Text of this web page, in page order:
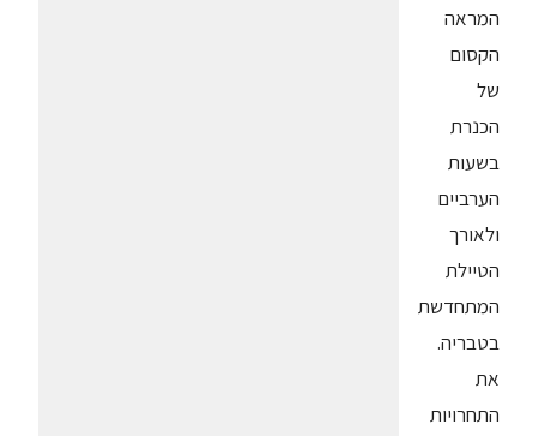
המראה
הקסום
של
הכנרת
בשעות
הערביים
ולאורך
הטיילת
המתחדשת
בטבריה.
את
התחרויות